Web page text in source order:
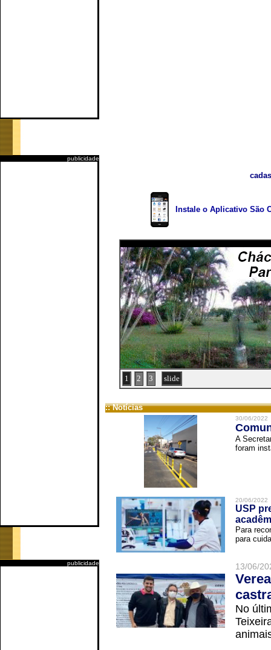
publicidade
publicidade
Instale o Aplicativo São
1 2 3 slide
:: Notícias
30/06/2022
A
foram
20/06/2022
USP
Para
para
13/06/
No